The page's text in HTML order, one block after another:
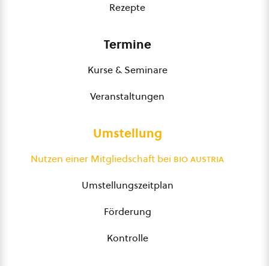
Rezepte
Termine
Kurse & Seminare
Veranstaltungen
Umstellung
Nutzen einer Mitgliedschaft bei bio austria
Umstellungszeitplan
Förderung
Kontrolle